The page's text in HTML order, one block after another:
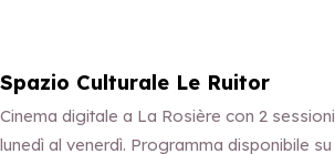
Spazio Culturale Le Ruitor
Cinema digitale a La Rosière con 2
lunedì al venerdì. Programma disponibile